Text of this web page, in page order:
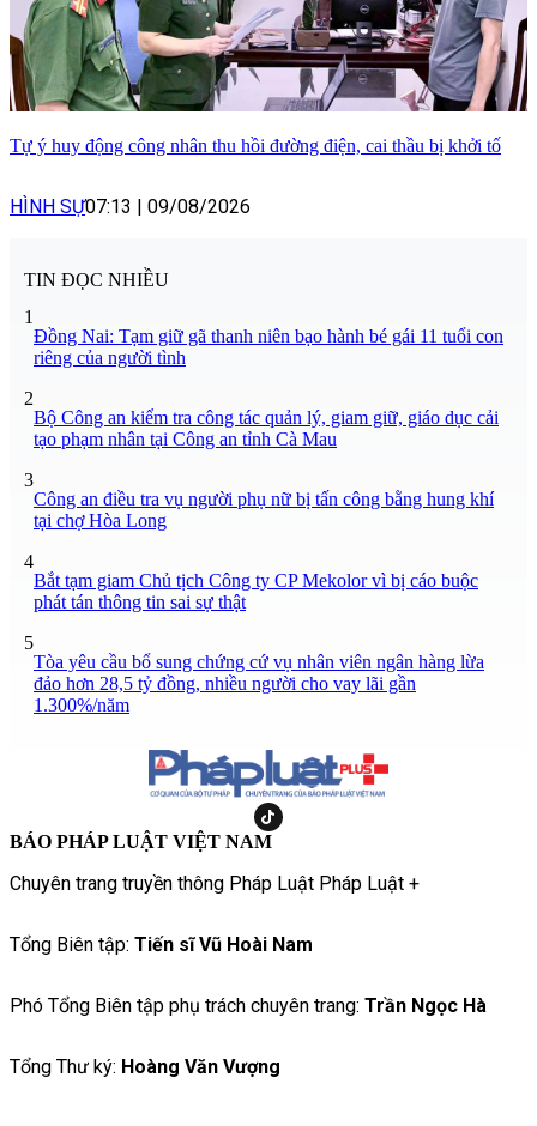
Tự ý huy động công nhân thu hồi đường điện, cai thầu bị khởi tố
HÌNH SỰ07:13 09/08/2026
TIN ĐỌC NHIỀU
1
Đồng Nai: Tạm giữ gã thanh niên bạo hành bé gái 11 tuổi con
riêng của người tình
2
Bộ Công an kiểm tra công tác quản lý, giam giữ, giáo dục cải
tạo phạm nhân tại Công an tỉnh Cà Mau
3
Công an điều tra vụ người phụ nữ bị tấn công bằng hung khí
tại chợ Hòa Long
4
Bắt tạm giam Chủ tịch Công ty CP Mekolor vì bị cáo buộc
phát tán thông tin sai sự thật
5
Tòa yêu cầu bổ sung chứng cứ vụ nhân viên ngân hàng lừa
đảo hơn 28,5 tỷ đồng, nhiều người cho vay lãi gần
1.300%/năm
BÁO PHÁP LUẬT VIỆT NAM
Chuyên trang truyền thông Pháp Luật Pháp Luật +
Tổng Biên tập: Tiến sĩ Vũ Hoài Nam
Phó Tổng Biên tập phụ trách chuyên trang: Trần Ngọc Hà
Tổng Thư ký: Hoàng Văn Vượng